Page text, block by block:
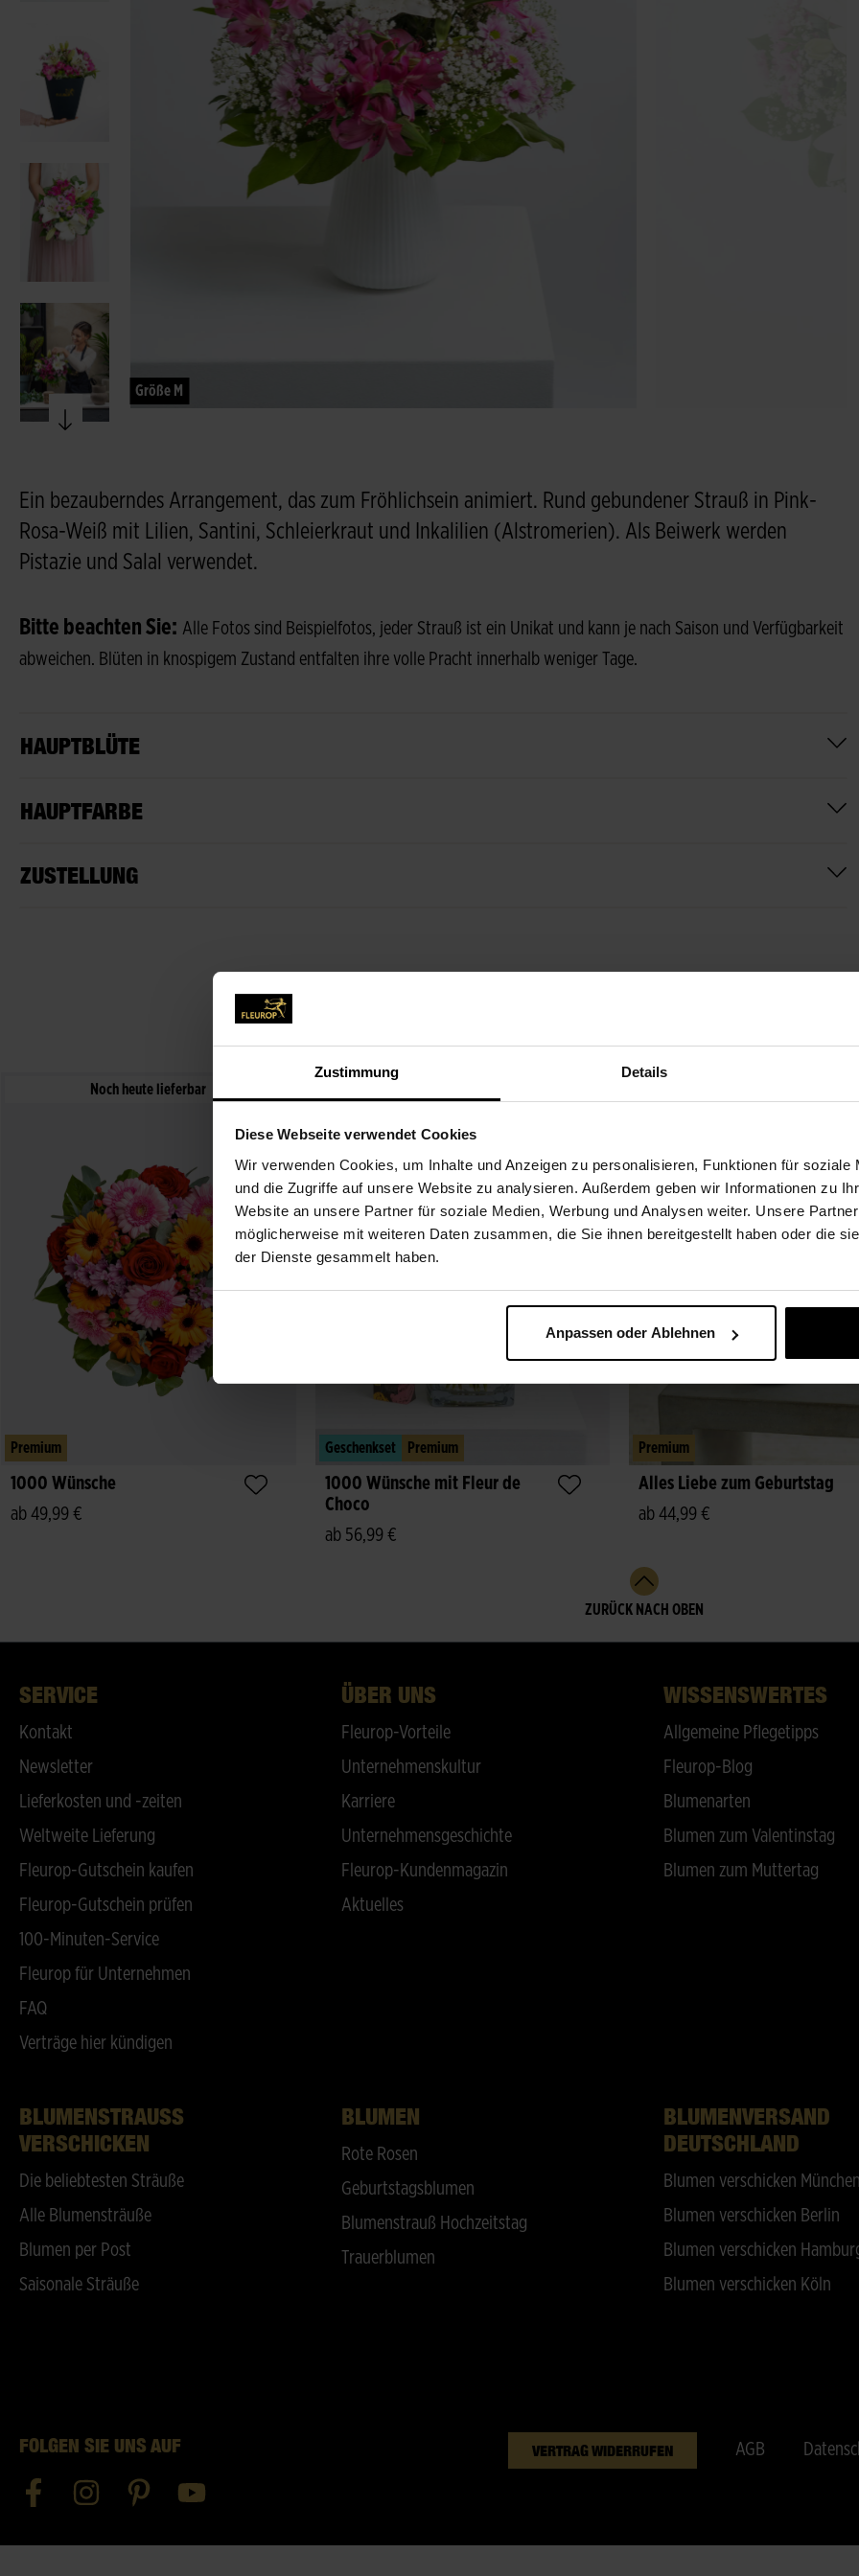
Zustimmung Details
Diese Webseite verwendet Cookies
Wir verwenden Cookies, um Inhalte und Anzeigen zu personalisieren, Funktionen für soziale
und die Zugriffe auf unsere Website zu analysieren. Außerdem geben wir Informationen zu
Website an unsere Partner für soziale Medien, Werbung und Analysen weiter. Unsere
möglicherweise mit weiteren Daten zusammen, die Sie ihnen bereitgestellt haben oder die
der Dienste gesammelt haben.
Anpassen oder Ablehnen
Größe M
Ein bezauberndes Arrangement, das zum Fröhlichsein animiert. Rund gebundener Strauß in Pink-
Rosa-Weiß mit Lilien, Santini, Schleierkraut und Inkalilien (Alstromerien). Als Beiwerk werden
Pistazie und Salal verwendet.
Bitte beachten Sie: Alle Fotos sind Beispielfotos, jeder Strauß ist ein Unikat und kann je nach Saison und Verfügbarkeit
abweichen. Blüten in knospigem Zustand entfalten ihre volle Pracht innerhalb weniger Tage.
HAUPTBLÜTE
HAUPTFARBE
ZUSTELLUNG
Noch heute lieferbar
Premium
1000 Wünsche
ab 49,99 €
Geschenkset Premium
1000 Wünsche mit Fleur de
Choco
ab 56,99 €
Premium
Alles Liebe zum Geburtstag
ab 44,99 €
ZURÜCK NACH OBEN
SERVICE
Kontakt
Newsletter
Lieferkosten und -zeiten
Weltweite Lieferung
Fleurop-Gutschein kaufen
Fleurop-Gutschein prüfen
100-Minuten-Service
Fleurop für Unternehmen
FAQ
Verträge hier kündigen
ÜBER UNS
Fleurop-Vorteile
Unternehmenskultur
Karriere
Unternehmensgeschichte
Fleurop-Kundenmagazin
Aktuelles
WISSENSWERTES
Allgemeine Pflegetipps
Fleurop-Blog
Blumenarten
Blumen zum Valentinstag
Blumen zum Muttertag
BLUMENSTRAUSS V
ERSCHICKEN
Die beliebtesten Sträuße
Alle Blumensträuße
Blumen per Post
Saisonale Sträuße
BLUMEN
Rote Rosen
Geburtstagsblumen
Blumenstrauß Hochzeitstag
Trauerblumen
BLUMENVERSAND
DEUTSCHLAND
Blumen verschicken München
Blumen verschicken Berlin
Blumen verschicken
Blumen verschicken Köln
FOLGEN SIE UNS AUF VERTRAG WIDERRUFEN AGB